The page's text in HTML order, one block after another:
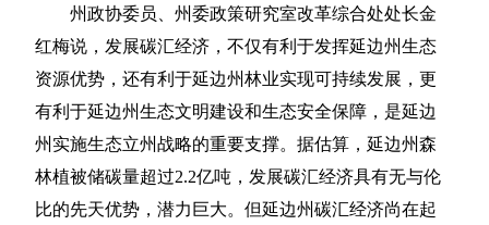
州政协委员、州委政策研究室改革综合处处长金
红梅说，发展碳汇经济，不仅有利于发挥延边州生态
资源优势，还有利于延边州林业实现可持续发展，更
有利于延边州生态文明建设和生态安全保障，是延边
州实施生态立州战略的重要支撑。据估算，延边州森
林植被储碳量超过2.2亿吨，发展碳汇经济具有无与伦
比的先天优势，潜力巨大。但延边州碳汇经济尚在起